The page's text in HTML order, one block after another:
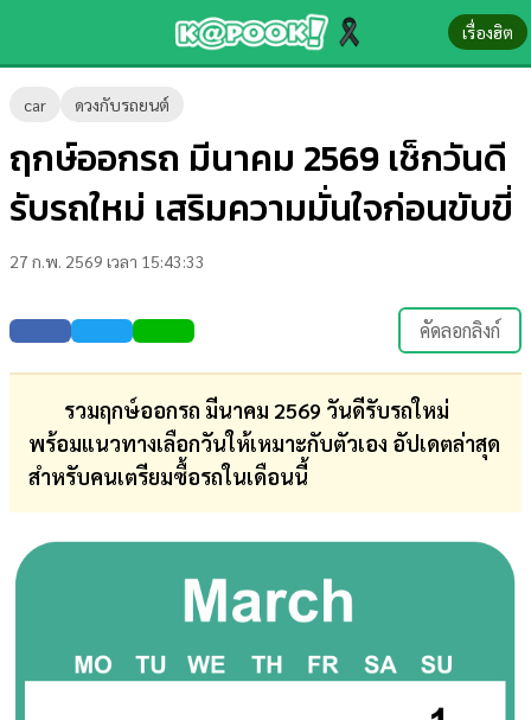
เรื่องฮิต
car ดวงกับรถยนต์
ฤกษ์ออกรถ มีนาคม 2569 เช็กวันดี
รับรถใหม่ เสริมความมั่นใจก่อนขับขี่
27 ก.พ. 2569 เวลา 15:43:33
คัดลอกลิงก์
รวมฤกษ์ออกรถ มีนาคม 2569 วันดีรับรถใหม่
พร้อมแนวทางเลือกวันให้เหมาะกับตัวเอง อัปเดตล่าสุด
สำหรับคนเตรียมซื้อรถในเดือนนี้
ข่าว-
ความ
รู้
บันเทิง
ตรวจ
หวย
ผล
บอล
สด
ศึกษา